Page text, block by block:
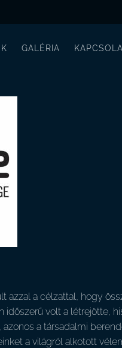
GALÉRIA
a célzattal, hogy
volt a létrejötte,
a társadalmi
a világról alkotott